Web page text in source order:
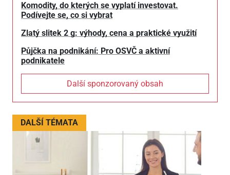
Komodity, do kterých se vyplatí investovat.
Podívejte se, co si vybrat
Zlatý slitek 2 g: výhody, cena a praktické využití
Půjčka na podnikání: Pro OSVČ a aktivní
podnikatele
Další sponzorovaný obsah
DALŠÍ TÉMATA